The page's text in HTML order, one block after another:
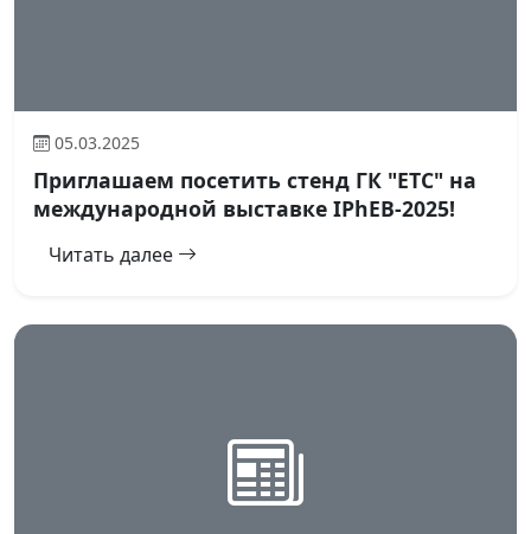
05.03.2025
Приглашаем посетить стенд ГК "ЕТС" на
международной выставке IPhEB-2025!
Читать далее